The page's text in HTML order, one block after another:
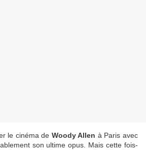
le cinéma de Woody Allen à Paris avec
son ultime opus. Mais cette fois-